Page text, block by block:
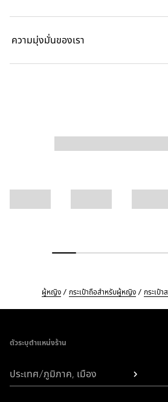
ความมุ่งมั่นของเรา
ผู้หญิง กระเป๋าถือสำหรับผู้หญิง กระเป๋า
ตัวระบุตำแหน่งร้าน
ประเทศ/ภูมิภาค, เมือง